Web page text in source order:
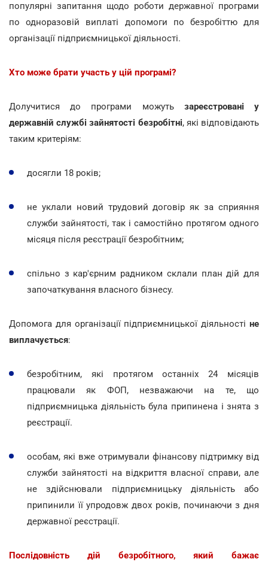
популярні запитання щодо роботи державної програми
по одноразовій виплаті допомоги по безробіттю для
організації підприємницької діяльності.
Хто може брати участь у цій програмі?
Долучитися до програми можуть зареєстровані у
державній службі зайнятості безробітні, які відповідають
таким критеріям:
досягли 18 років;
не уклали новий трудовий договір як за сприяння
служби зайнятості, так і самостійно протягом одного
місяця після реєстрації безробітним;
спільно з кар'єрним радником склали план дій для
започаткування власного бізнесу.
Допомога для організації підприємницької діяльності не
виплачується:
безробітним, які протягом останніх 24 місяців
працювали як ФОП, незважаючи на те, що
підприємницька діяльність була припинена і знята з
реєстрації.
особам, які вже отримували фінансову підтримку від
служби зайнятості на відкриття власної справи, але
не здійснювали підприємницьку діяльність або
припинили її упродовж двох років, починаючи з дня
державної реєстрації.
Послідовність дій безробітного, який бажає